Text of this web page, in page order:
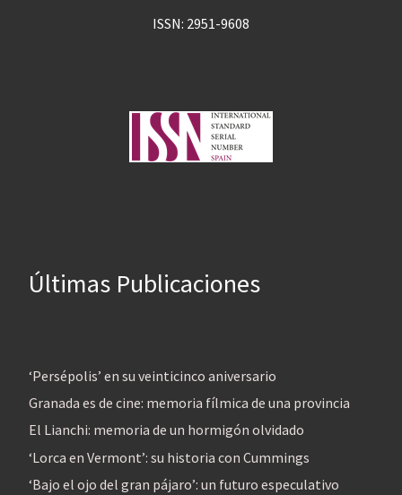
ISSN: 2951-9608
Últimas Publicaciones
‘Persépolis’ en su veinticinco aniversario
Granada es de cine: memoria fílmica de una provincia
El Lianchi: memoria de un hormigón olvidado
‘Lorca en Vermont’: su historia con Cummings
‘Bajo el ojo del gran pájaro’: un futuro especulativo